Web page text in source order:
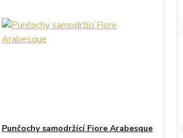
Punčochy samodržící Fiore Arabesque